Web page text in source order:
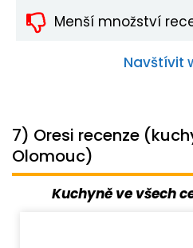
Menší množství
Navštívit
7) Oresi recenze
Olomouc)
Kuchyně ve všech